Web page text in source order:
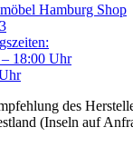
Hamburg Shop
18:00 Uhr
des
(Inseln auf